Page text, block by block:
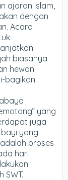
ajaran Islam,
dengan
Acara
biasanya
hewan
bagikan
yang
juga
yang
proses
hari
SWT.